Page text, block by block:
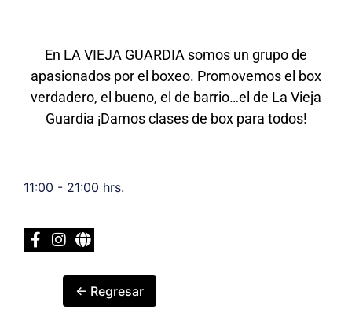
En LA VIEJA GUARDIA somos un grupo de
apasionados por el boxeo. Promovemos el box
verdadero, el bueno, el de barrio…el de La Vieja
Guardia ¡Damos clases de box para todos!
11:00 - 21:00 hrs.
← Regresar